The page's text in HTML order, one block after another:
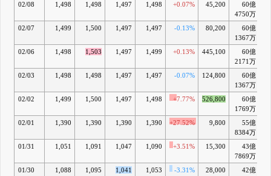
02/08 1,498 1,498 1,497 1,498 +0.07% 45,200
60億
4750万
02/07 1,499 1,500 1,497 1,497 -0.13% 80,200
60億
1367万
02/06 1,498 1,503 1,497 1,499 +0.13% 445,100
60億
2171万
02/03 1,498 1,498 1,497 1,497 -0.07% 124,800
60億
1367万
02/02 1,499 1,500 1,497 1,498 +7.77% 526,800
60億
1769万
02/01 1,390 1,390 1,390 1,390 +27.52% 9,800
55億
8384万
01/31 1,051 1,091 1,047 1,090 +3.51% 15,300
43億
7869万
01/30 1,088 1,095 1,041 1,053 -3.31% 28,000
42億